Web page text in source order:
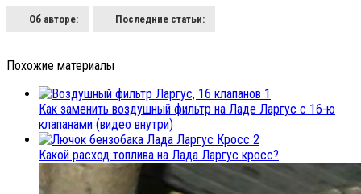
Об авторе: Последние статьи:
Похожие материалы
1
Как заменить воздушный фильтр на Ладе Ларгус с 16-ю
клапанами (видео внутри)
2
Какой расход топлива на Лада Ларгус кросс?